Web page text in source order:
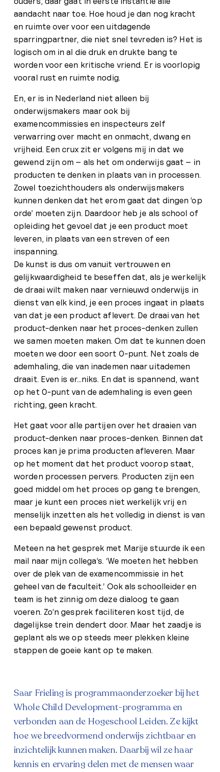
aandacht naar toe. Hoe houd je dan nog kracht
en ruimte over voor een uitdagende
sparringpartner, die niet snel tevreden is? Het is
logisch om in al die druk en drukte bang te
worden voor een kritische vriend. Er is voorlopig
vooral rust en ruimte nodig.
En, er is in Nederland niet alleen bij
onderwijsmakers maar ook bij
examencommissies en inspecteurs zelf
verwarring over macht en onmacht, dwang en
vrijheid. Een crux zit er volgens mij in dat we
gewend zijn om – als het om onderwijs gaat – in
producten te denken in plaats van in processen.
Zowel toezichthouders als onderwijsmakers
kunnen denken dat het erom gaat dat dingen ‘op
orde’ moeten zijn. Daardoor heb je als school of
opleiding het gevoel dat je een product moet
leveren, in plaats van een streven of een
inspanning.
De kunst is dus om vanuit vertrouwen en
gelijkwaardigheid te beseffen dat, als je werkelijk
de draai wilt maken naar vernieuwd onderwijs in
dienst van elk kind, je een proces ingaat in plaats
van dat je een product aflevert. De draai van het
product-denken naar het proces-denken zullen
we samen moeten maken. Om dat te kunnen doen
moeten we door een soort 0-punt. Net zoals de
ademhaling, die van inademen naar uitademen
draait. Even is er…niks. En dat is spannend, want
op het 0-punt van de ademhaling is even geen
richting, geen kracht.
Het gaat voor alle partijen over het draaien van
product-denken naar proces-denken. Binnen dat
proces kan je prima producten afleveren. Maar
op het moment dat het product voorop staat,
worden processen pervers. Producten zijn een
goed middel om het proces op gang te brengen,
maar je kunt een proces niet werkelijk vrij en
menselijk inzetten als het volledig in dienst is van
een bepaald gewenst product.
Meteen na het gesprek met Marije stuurde ik een
mail naar mijn collega’s. ‘We moeten het hebben
over de plek van de examencommissie in het
geheel van de faculteit.’ Ook als schoolleider en
team is het zinnig om deze dialoog te gaan
voeren. Zo’n gesprek faciliteren kost tijd, de
dagelijkse trein dendert door. Maar het zaadje is
geplant als we op steeds meer plekken kleine
stappen de goeie kant op te maken.
Saar Frieling is programmaonderzoeker bij het
Whole Child Development-programma en
verbonden aan de Hogeschool Leiden. Ze kijkt
hoe we breedvormend onderwijs zichtbaar en
inzichtelijk kunnen maken. Daarbij wil ze haar
kennis en ervaring delen met de mensen waar